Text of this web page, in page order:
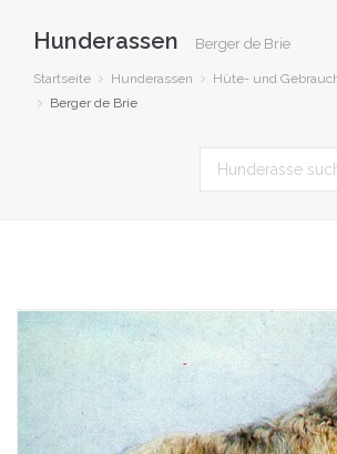
Hunderassen Berger de Brie
Startseite Hunderassen
Hüte- und
Berger de Brie